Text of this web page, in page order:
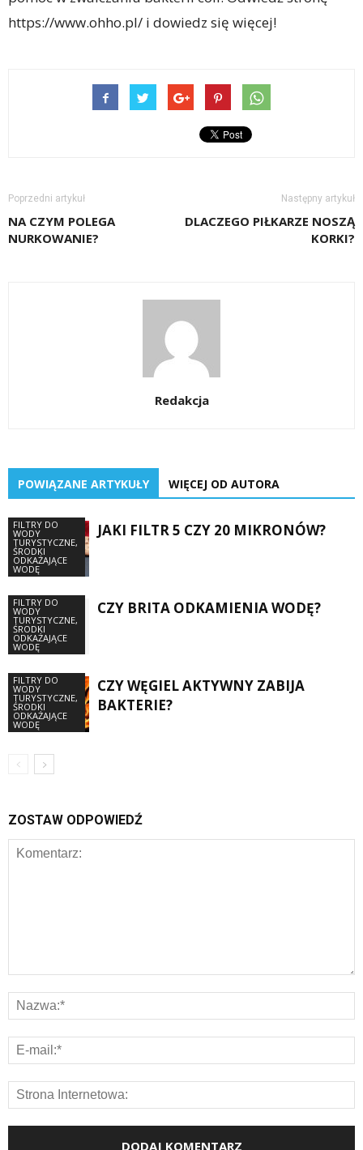
https://www.ohho.pl/ i dowiedz się więcej!
Poprzedni artykuł
NA CZYM POLEGA
NURKOWANIE?
Następny artykuł
DLACZEGO PIŁKARZE NOSZĄ
KORKI?
Redakcja
POWIĄZANE ARTYKUŁY WIĘCEJ OD AUTORA
FILTRY DO
WODY
TURYSTYCZNE,
ŚRODKI
ODKAŻAJĄCE
WODĘ
JAKI FILTR 5 CZY 20 MIKRONÓW?
FILTRY DO
WODY
TURYSTYCZNE,
ŚRODKI
ODKAŻAJĄCE
WODĘ
CZY BRITA ODKAMIENIA WODĘ?
FILTRY DO
WODY
TURYSTYCZNE,
ŚRODKI
ODKAŻAJĄCE
WODĘ
CZY WĘGIEL AKTYWNY ZABIJA
BAKTERIE?
ZOSTAW ODPOWIEDŹ